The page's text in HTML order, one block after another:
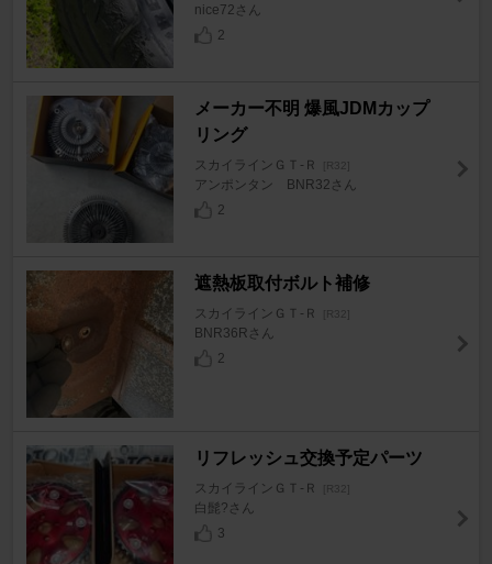
nice72さん
2
メーカー不明 爆風JDMカップ
リング
スカイラインＧＴ‐Ｒ [R32]
アンポンタン BNR32さん
2
遮熱板取付ボルト補修
スカイラインＧＴ‐Ｒ [R32]
BNR36Rさん
2
リフレッシュ交換予定パーツ
スカイラインＧＴ‐Ｒ [R32]
白髭?さん
3